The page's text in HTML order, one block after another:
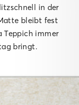
in der
bleibt fest
Teppich immer
bringt.